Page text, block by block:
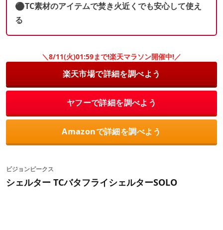
⚫︎TC素材のアイテムで焚き火近くでも安心して使え
る
＼8/11(火)01:59まで!楽天マラソン開催中!／
楽天市場で詳細を調べよう
ヤフーで詳細を調べよう
Amazonで詳細を調べよう
ビジョンピークス
シェルター TCバタフライシェルターSOLO